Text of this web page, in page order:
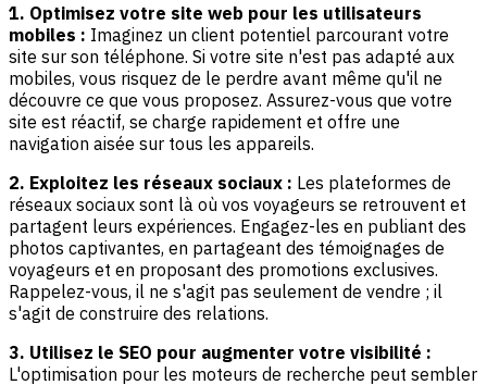
1. Optimisez votre site web pour les utilisateurs
mobiles : Imaginez un client potentiel parcourant votre
site sur son téléphone. Si votre site n'est pas adapté aux
mobiles, vous risquez de le perdre avant même qu'il ne
découvre ce que vous proposez. Assurez-vous que votre
site est réactif, se charge rapidement et offre une
navigation aisée sur tous les appareils.
2. Exploitez les réseaux sociaux : Les plateformes de
réseaux sociaux sont là où vos voyageurs se retrouvent et
partagent leurs expériences. Engagez-les en publiant des
photos captivantes, en partageant des témoignages de
voyageurs et en proposant des promotions exclusives.
Rappelez-vous, il ne s'agit pas seulement de vendre ; il
s'agit de construire des relations.
3. Utilisez le SEO pour augmenter votre visibilité :
L'optimisation pour les moteurs de recherche peut sembler